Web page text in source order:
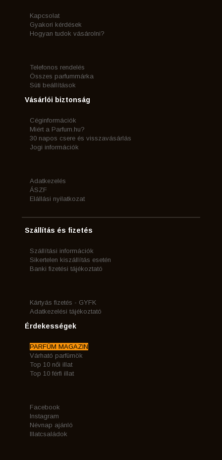
Kapcsolat
Gyakori kérdések
Hogyan tudok vásárolni?
Telefonos rendelés
Összes parfummárka
Süti beállítások
Vásárlói biztonság
Céginformációk
Miért a Parfum.hu?
30 napos csere és visszavásárlás
Jogi információk
Adatkezelés
ÁSZF
Elállási nyilatkozat
Szállítás és fizetés
Szállítási információk
Sikertelen kiszállítás esetén
Banki fizetési tájékoztató
Kártyás fizetés - GYFK
Adatkezelési tájékoztató
Érdekességek
PARFÜM MAGAZIN
Várható parfümök
Top 10 női illat
Top 10 férfi illat
Facebook
Instagram
Névnap ajánló
Illatcsaládok